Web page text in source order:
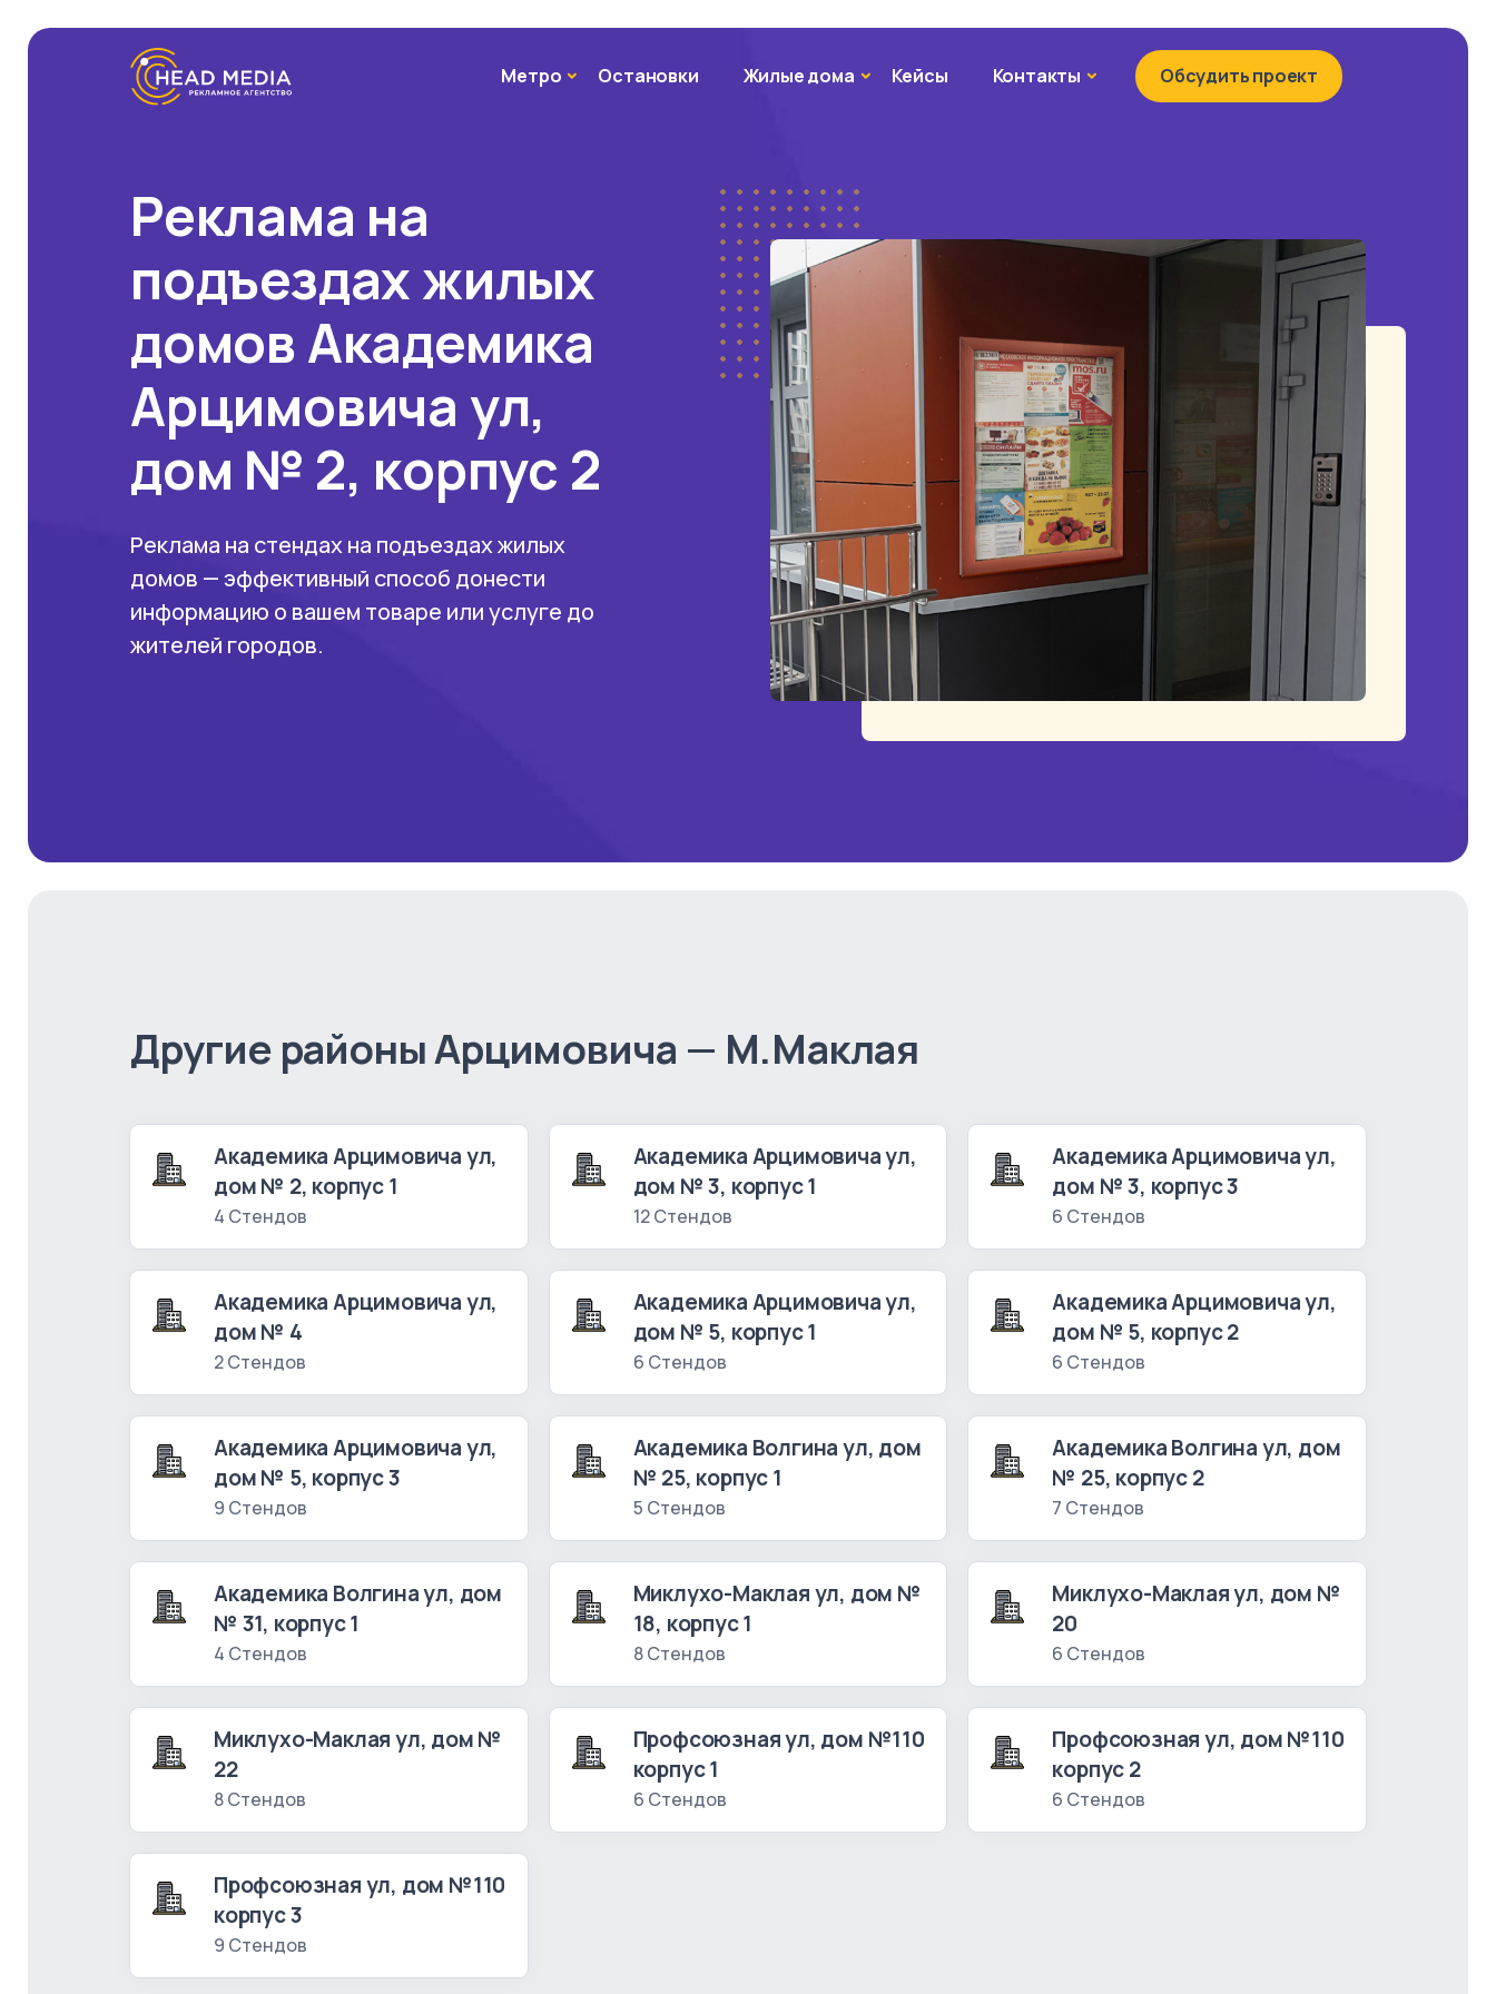
МетроМетроОстановки Жилые домаЖилые дома
Кейсы Контакты КонтактыОбсудить проект
Реклама на
подъездах жилых
домов Академика
Арцимовича ул,
дом № 2, корпус 2
Реклама на стендах на подъездах жилых
домов — эффективный способ донести
информацию о вашем товаре или услуге до
жителей городов.
Другие районы Арцимовича — М.Маклая
Академика Арцимовича ул,
дом № 2, корпус 1
4 Стендов
Академика Арцимовича ул,
дом № 3, корпус 1
12 Стендов
Академика Арцимовича ул,
дом № 3, корпус 3
6 Стендов
Академика Арцимовича ул,
дом № 4
2 Стендов
Академика Арцимовича ул,
дом № 5, корпус 1
6 Стендов
Академика Арцимовича ул,
дом № 5, корпус 2
6 Стендов
Академика Арцимовича ул,
дом № 5, корпус 3
9 Стендов
Академика Волгина ул, дом
№ 25, корпус 1
5 Стендов
Академика Волгина ул, дом
№ 25, корпус 2
7 Стендов
Академика Волгина ул, дом
№ 31, корпус 1
4 Стендов
Миклухо-Маклая ул, дом №
18, корпус 1
8 Стендов
Миклухо-Маклая ул, дом №
20
6 Стендов
Миклухо-Маклая ул, дом №
22
8 Стендов
Профсоюзная ул, дом №110
корпус 1
6 Стендов
Профсоюзная ул, дом №110
корпус 2
6 Стендов
Профсоюзная ул, дом №110
корпус 3
9 Стендов